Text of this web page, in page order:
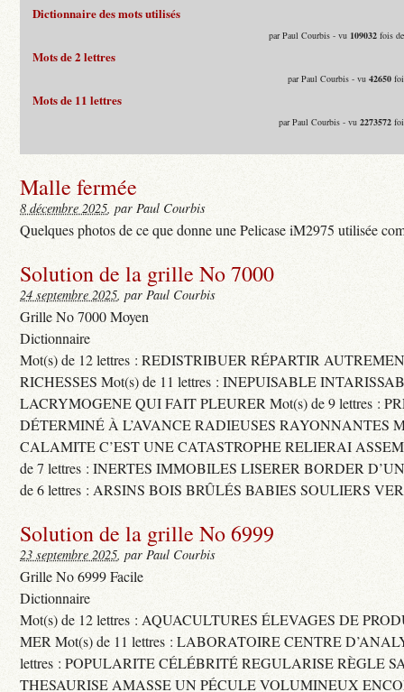
Dictionnaire des mots utilisés
par Paul Courbis - vu 109032 fois
Mots de 2 lettres
par Paul Courbis - vu42650
Mots de 11 lettres
par Paul Courbis - vu2273572
Malle fermée
8 décembre 2025, par Paul Courbis
Quelques photos de ce que donne une Pelicase iM2975 utilisée
Solution de la grille No 7000
24 septembre 2025, par Paul Courbis
Grille No 7000 Moyen
Dictionnaire
Mot(s) de 12 lettres : REDISTRIBUER RÉPARTIR
RICHESSES Mot(s) de 11 lettres : INEPUISABLE
LACRYMOGENE QUI FAIT PLEURER Mot(s) de 9 lettres :
DÉTERMINÉ À L’AVANCE RADIEUSES RAYONNANTES
CALAMITE C’EST UNE CATASTROPHE RELIERAI
de 7 lettres : INERTES IMMOBILES LISERER BORDER
de 6 lettres : ARSINS BOIS BRÛLÉS BABIES SOULIERS
Solution de la grille No 6999
23 septembre 2025, par Paul Courbis
Grille No 6999 Facile
Dictionnaire
Mot(s) de 12 lettres : AQUACULTURES ÉLEVAGES DE
MER Mot(s) de 11 lettres : LABORATOIRE CENTRE
lettres : POPULARITE CÉLÉBRITÉ REGULARISE RÈGLE
THESAURISE AMASSE UN PÉCULE VOLUMINEUX